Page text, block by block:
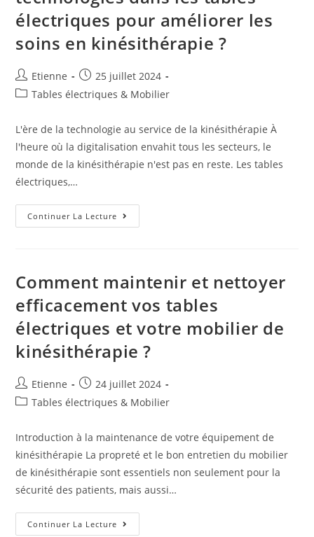
électriques pour améliorer les
soins en kinésithérapie ?
Etienne
25 juillet 2024
Tables électriques & Mobilier
L'ère de la technologie au service de la kinésithérapie À
l'heure où la digitalisation envahit tous les secteurs, le
monde de la kinésithérapie n'est pas en reste. Les tables
électriques,…
Continuer La Lecture
Comment maintenir et nettoyer
efficacement vos tables
électriques et votre mobilier de
kinésithérapie ?
Etienne
24 juillet 2024
Tables électriques & Mobilier
Introduction à la maintenance de votre équipement de
kinésithérapie La propreté et le bon entretien du mobilier
de kinésithérapie sont essentiels non seulement pour la
sécurité des patients, mais aussi…
Continuer La Lecture